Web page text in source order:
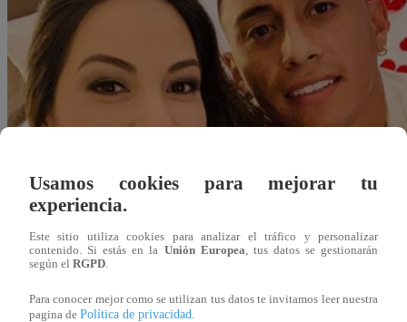
Usamos cookies para mejorar tu
experiencia.
Este sitio utiliza cookies para analizar el tráfico y personalizar
contenido. Si estás en la Unión Europea , tus datos se gestionarán
según el RGPD
Para conocer mejor como se utilizan tus datos te invitamos leer nuestra
pagina de Política de privacidad